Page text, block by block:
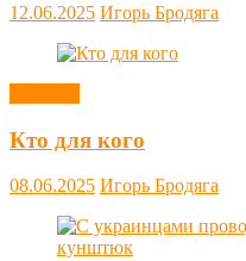
12.06.2025 Игорь Бродяга
Кто для кого
08.06.2025 Игорь Бродяга